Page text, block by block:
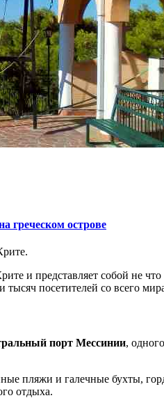
греческом острове
и представляет собой не
тысяч посетителей со всего
порт Мессинии,
пляжи и галечные бухты,
отдыха.